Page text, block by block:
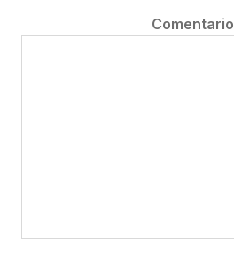
Comentario